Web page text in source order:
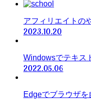
アフィリエイトの
2023.10.20
Windowsでテキス
2022.05.06
Edgeでブラウザ